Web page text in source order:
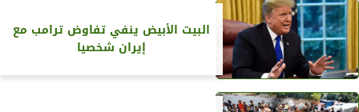
البيت الأبيض ينفي تفاوض ترامب مع
إيران شخصيا